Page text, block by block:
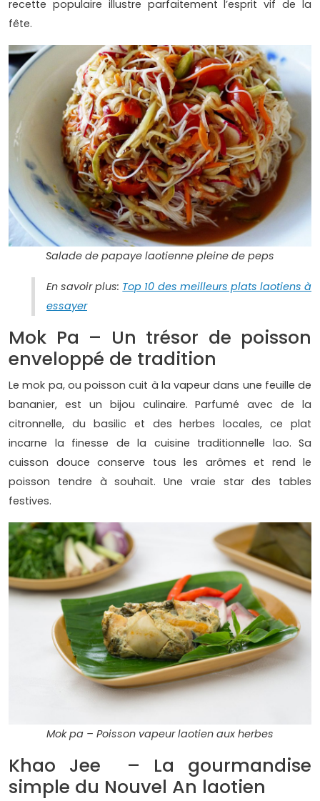
recette populaire illustre parfaitement l’esprit vif de la
fête.
Salade de papaye laotienne pleine de peps
En savoir plus: Top 10 des meilleurs plats laotiens à
essayer
Mok Pa – Un trésor de poisson
enveloppé de tradition
Le mok pa, ou poisson cuit à la vapeur dans une feuille de
bananier, est un bijou culinaire. Parfumé avec de la
citronnelle, du basilic et des herbes locales, ce plat
incarne la finesse de la cuisine traditionnelle lao. Sa
cuisson douce conserve tous les arômes et rend le
poisson tendre à souhait. Une vraie star des tables
festives.
Mok pa – Poisson vapeur laotien aux herbes
Khao Jee – La gourmandise
simple du Nouvel An laotien